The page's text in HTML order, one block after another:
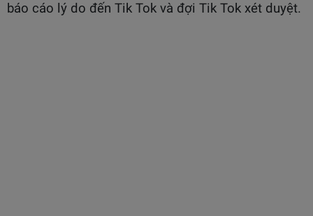
báo cáo lý do đến Tik Tok và đợi Tik Tok xét duyệt.